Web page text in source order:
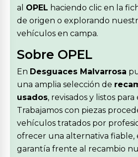
al OPEL haciendo clic en la
de origen o explorando
vehículos en campa.
Sobre OPEL
En Desguaces Malvarrosa
una amplia selección de
usados, revisados y listos para
Trabajamos con piezas
vehículos tratados por
ofrecer una alternativa fiable,
garantía frente al recambio